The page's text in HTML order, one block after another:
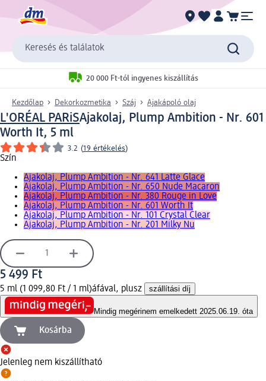
Keresés és találatok
20 000 Ft-tól ingyenes kiszállítás
Kezdőlap Dekorkozmetika Száj Ajakápoló olaj
L'ORÉAL PARiSAjakolaj, Plump Ambition - Nr. 601
Worth It, 5 ml
3.2 (19 értékelés)
Szín
Ajakolaj, Plump Ambition - Nr. 641 Latte Glace
Ajakolaj, Plump Ambition - Nr. 650 Nude Macaron
Ajakolaj, Plump Ambition - Nr. 380 Rouge in Love
Ajakolaj, Plump Ambition - Nr. 601 Worth It
Ajakolaj, Plump Ambition - Nr. 101 Crystal Clear
Ajakolaj, Plump Ambition - Nr. 201 Milky Nu
5 499 Ft
5 ml (1 099,80 Ft / 1 ml)áfával, plusz szállítási díj
Mindig megérinem emelkedett 2025.06.19. óta
Kosárba
Jelenleg nem kiszállítható